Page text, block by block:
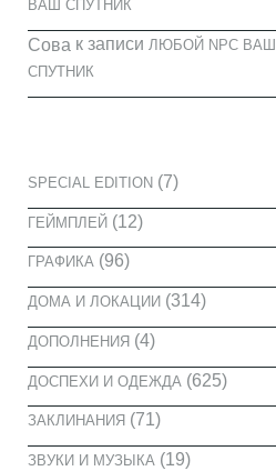
ВАШ СПУТНИК
Сова к записи ЛЮБОЙ NPC ВАШ
СПУТНИК
SPECIAL EDITION(7)
ГЕЙМПЛЕЙ(12)
ГРАФИКА (96)
ДОМА И ЛОКАЦИИ(314)
ДОПОЛНЕНИЯ(4)
ДОСПЕХИ И ОДЕЖДА (625)
ЗАКЛИНАНИЯ(71)
ЗВУКИ И МУЗЫКА (19)